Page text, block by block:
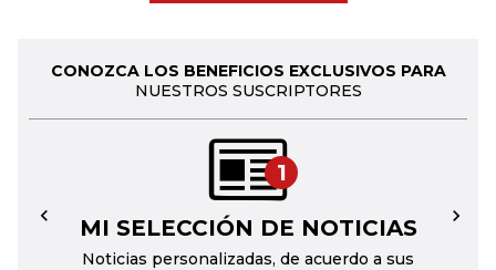
CONOZCA LOS BENEFICIOS EXCLUSIVOS PARA
NUESTROS SUSCRIPTORES
1
MI SELECCIÓN DE NOTICIAS
Noticias personalizadas, de acuerdo a sus
← →